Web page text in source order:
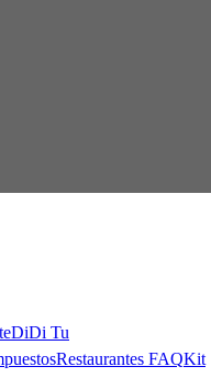
DiDi Tu
Restaurantes FAQKit